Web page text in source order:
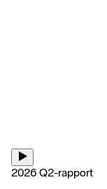
2026 Q2-rapport